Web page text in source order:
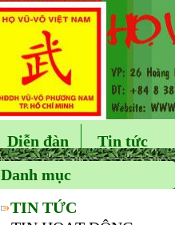
Diễn đàn Tin tức
Danh mục
TIN TỨC